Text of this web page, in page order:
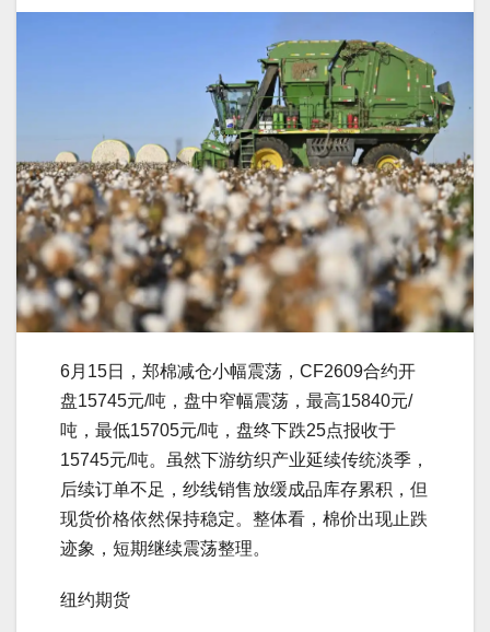
6月15日，郑棉减仓小幅震荡，CF2609合约开
盘15745元/吨，盘中窄幅震荡，最高15840元/
吨，最低15705元/吨，盘终下跌25点报收于
15745元/吨。虽然下游纺织产业延续传统淡季，
后续订单不足，纱线销售放缓成品库存累积，但
现货价格依然保持稳定。整体看，棉价出现止跌
迹象，短期继续震荡整理。
纽约期货